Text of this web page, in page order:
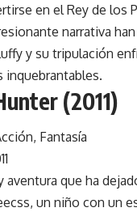
en el Rey de los
narrativa
y su tripulación
inquebrantables.
(2011)
Fantasía
aventura que ha
un niño con un